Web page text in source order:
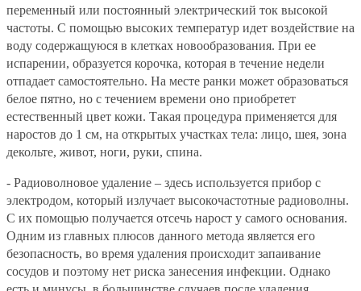
переменный или постоянный электрический ток высокой
частоты. С помощью высоких температур идет воздействие на
воду содержащуюся в клетках новообразования. При ее
испарении, образуется корочка, которая в течение недели
отпадает самостоятельно. На месте ранки может образоваться
белое пятно, но с течением времени оно приобретет
естественный цвет кожи. Такая процедура применяется для
наростов до 1 см, на открытых участках тела: лицо, шея, зона
декольте, живот, ноги, руки, спина.
- Радиоволновое удаление – здесь используется прибор с
электродом, который излучает высокочастотные радиоволны.
С их помощью получается отсечь нарост у самого основания.
Одним из главных плюсов данного метода является его
безопасность, во время удаления происходит запаивание
сосудов и поэтому нет риска занесения инфекции. Однако